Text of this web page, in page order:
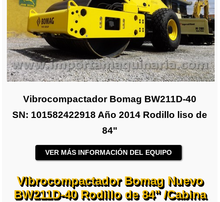
Vibrocompactador Bomag BW211D-40
SN: 101582422918 Año 2014 Rodillo liso de
84"
VER MÁS INFORMACIÓN DEL EQUIPO
Vibrocompactador Bomag Nuevo
BW211D-40 Rodillo de 84" /Cabina